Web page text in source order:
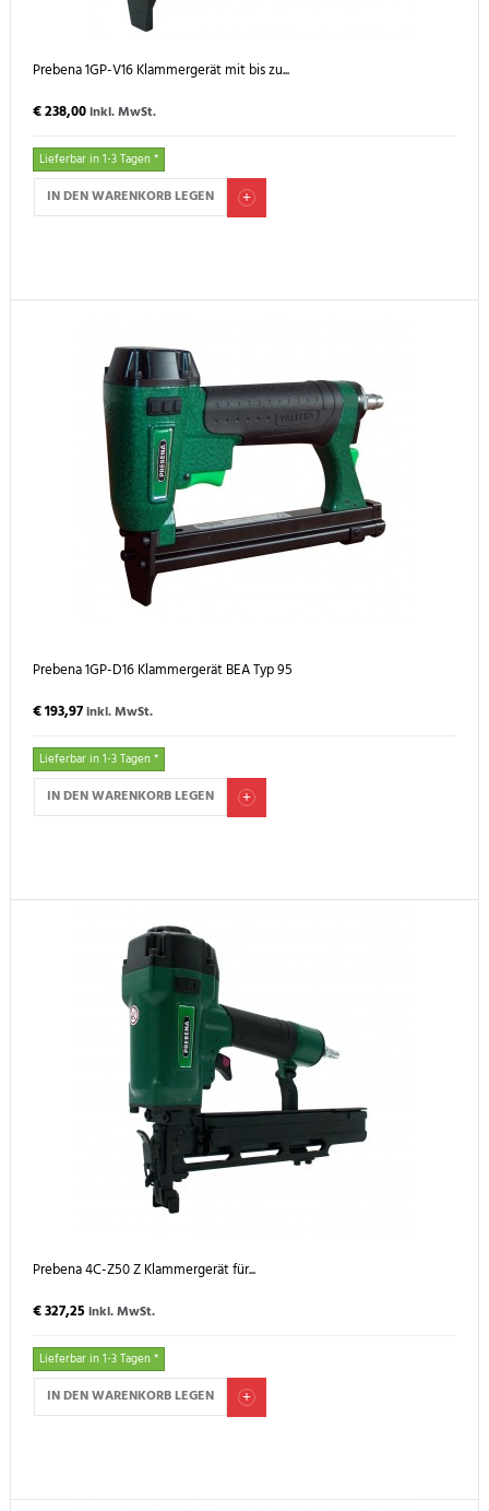
Prebena 1GP-V16 Klammergerät mit bis zu...
€ 238,00inkl. MwSt.
Lieferbar in 1-3 Tagen *
IN DEN WARENKORB LEGEN
Prebena 1GP-D16 Klammergerät BEA Typ 95
€ 193,97inkl. MwSt.
Lieferbar in 1-3 Tagen *
IN DEN WARENKORB LEGEN
Prebena 4C-Z50 Z Klammergerät für...
€ 327,25 inkl. MwSt.
Lieferbar in 1-3 Tagen *
IN DEN WARENKORB LEGEN